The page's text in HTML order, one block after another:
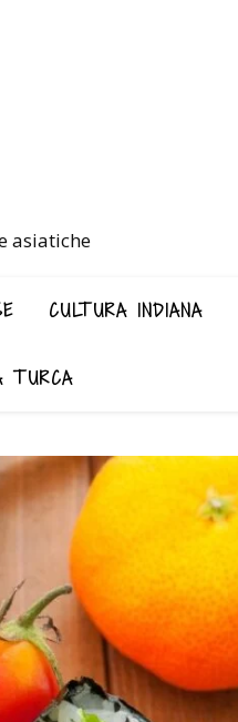
asiatiche
CULTURA INDIANA
TURCA